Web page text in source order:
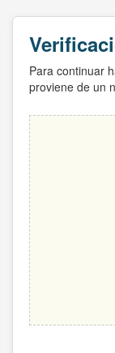
Para continuar
proviene de un